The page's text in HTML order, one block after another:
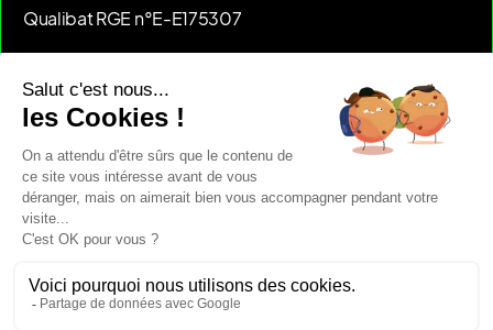
SOCIALS
Qualibat RGE n°E-E175307